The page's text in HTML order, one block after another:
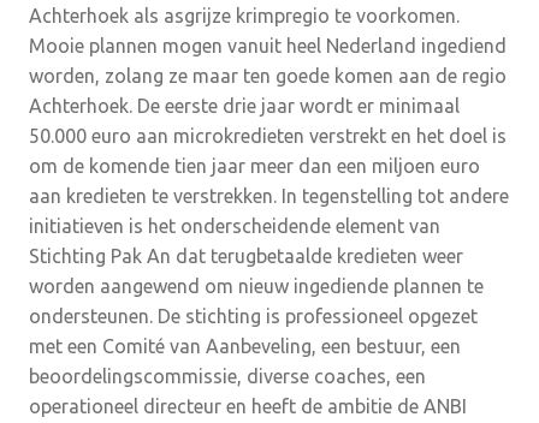
Achterhoek als asgrijze krimpregio te voorkomen.
Mooie plannen mogen vanuit heel Nederland ingediend
worden, zolang ze maar ten goede komen aan de regio
Achterhoek. De eerste drie jaar wordt er minimaal
50.000 euro aan microkredieten verstrekt en het doel is
om de komende tien jaar meer dan een miljoen euro
aan kredieten te verstrekken. In tegenstelling tot andere
initiatieven is het onderscheidende element van
Stichting Pak An dat terugbetaalde kredieten weer
worden aangewend om nieuw ingediende plannen te
ondersteunen. De stichting is professioneel opgezet
met een Comité van Aanbeveling, een bestuur, een
beoordelingscommissie, diverse coaches, een
operationeel directeur en heeft de ambitie de ANBI